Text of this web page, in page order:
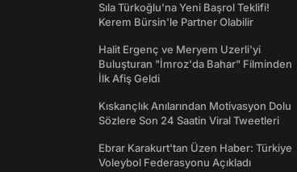
Sıla Türkoğlu'na Yeni Başrol Teklifi!
Kerem Bürsin'le Partner Olabilir
Halit Ergenç ve Meryem Uzerli'yi
Buluşturan "İmroz'da Bahar" Filminden
İlk Afiş Geldi
Kıskançlık Anılarından Motivasyon Dolu
Sözlere Son 24 Saatin Viral Tweetleri
Ebrar Karakurt'tan Üzen Haber: Türkiye
Voleybol Federasyonu Açıkladı